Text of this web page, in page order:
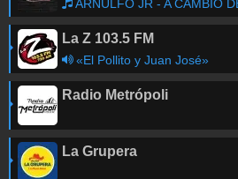
ARNULFO JR - A CAMBIO
La Z 103.5 FM
«El Pollito y Juan José»
Radio Metrópoli
La Grupera